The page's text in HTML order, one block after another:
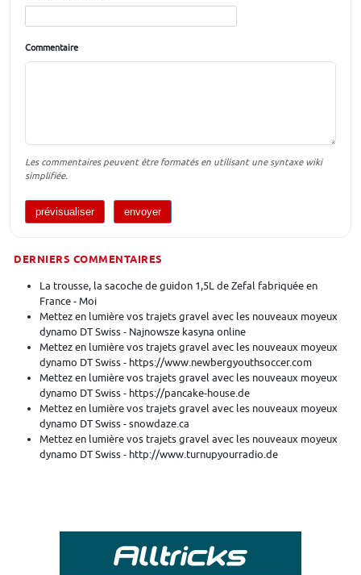
Commentaire
Les commentaires peuvent être formatés en utilisant une syntaxe wiki
simplifiée.
DERNIERS COMMENTAIRES
La trousse, la sacoche de guidon 1,5L de Zefal fabriquée en
France - Moi
Mettez en lumière vos trajets gravel avec les nouveaux moyeux
dynamo DT Swiss - Najnowsze kasyna online
Mettez en lumière vos trajets gravel avec les nouveaux moyeux
dynamo DT Swiss - https://www.newbergyouthsoccer.com
Mettez en lumière vos trajets gravel avec les nouveaux moyeux
dynamo DT Swiss - https://pancake-house.de
Mettez en lumière vos trajets gravel avec les nouveaux moyeux
dynamo DT Swiss - snowdaze.ca
Mettez en lumière vos trajets gravel avec les nouveaux moyeux
dynamo DT Swiss - http://www.turnupyourradio.de